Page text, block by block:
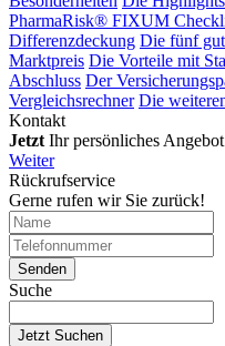
PharmaRisk® FIXUM
Differenzdeckung Die fünf
Marktpreis Die Vorteile mit
Abschluss Der
Vergleichsrechner Die
Kontakt
Jetzt Ihr persönliches
Weiter
Rückrufservice
Gerne rufen wir Sie zurück!
Suche
Jetzt Suchen